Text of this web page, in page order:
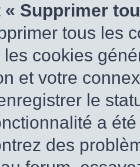
« Supprimer
tous les
les cookies
et votre
le
a
des